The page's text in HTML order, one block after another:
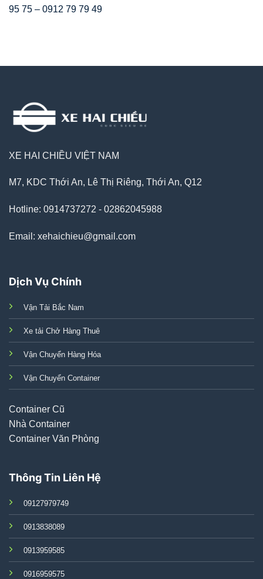
95 75 – 0912 79 79 49
XE HAI CHIỀU VIỆT NAM
M7, KDC Thới An, Lê Thị Riêng, Thới An, Q12
Hotline: 0914737272 - 02862045988
Email: xehaichieu@gmail.com
Dịch Vụ Chính
Vận Tải Bắc Nam
Xe tải Chở Hàng Thuê
Vận Chuyển Hàng Hóa
Vận Chuyển Container
Container Cũ
Nhà Container
Container Văn Phòng
Thông Tin Liên Hệ
09127979749
0913838089
0913959585
0916959575